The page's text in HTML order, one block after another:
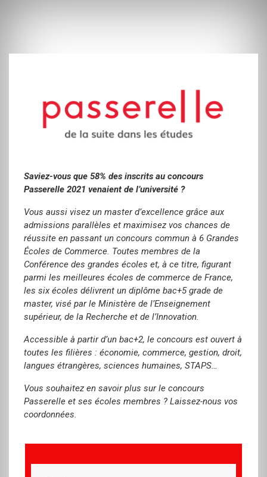
Saviez-vous que 58% des inscrits au concours
Passerelle 2021 venaient de l’université ?
Vous aussi visez un master d’excellence grâce aux
admissions parallèles et maximisez vos chances de
réussite en passant un concours commun à 6 Grandes
Écoles de Commerce. Toutes membres de la
Conférence des grandes écoles et, à ce titre, figurant
parmi les meilleures écoles de commerce de France,
les six écoles délivrent un diplôme bac+5 grade de
master, visé par le Ministère de l’Enseignement
supérieur, de la Recherche et de l’Innovation.
Accessible à partir d’un bac+2, le concours est ouvert à
toutes les filières : économie, commerce, gestion, droit,
langues étrangères, sciences humaines, STAPS…
Vous souhaitez en savoir plus sur le concours
Passerelle et ses écoles membres ? Laissez-nous vos
coordonnées.